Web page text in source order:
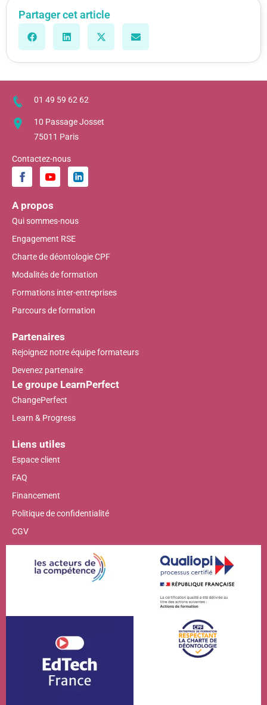
Partager cet article
01 49 59 62 62
10 Passage Josset
75011 Paris
Contactez-nous
A propos
Qui sommes-nous
Engagement RSE
Charte de déontologie CPF
Modalités de formation
Formations inter-entreprises
Parcours de formation
Partenaires
Rejoignez notre équipe formateurs
Devenez partenaire
Le groupe LearnPerfect
ChangePerfect
Learn & Progress
Liens utiles
Espace client
FAQ
Financement
Politique de confidentialité
CGV